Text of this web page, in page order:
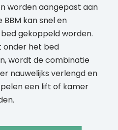
worden aangepast aan
kan snel en
gekoppeld worden.
het bed
wordt de combinatie
nauwelijks verlengd en
een lift of kamer